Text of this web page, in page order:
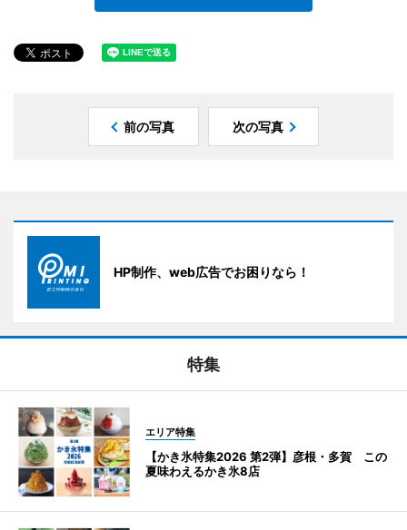
前の写真 次の写真
HP制作、web広告でお困りなら！
特集
エリア特集
【かき氷特集2026 第2弾】彦根・多賀 この
夏味わえるかき氷8店